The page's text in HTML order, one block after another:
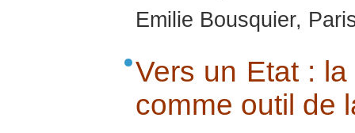
Emilie Bousquier,
Vers un Etat :
comme outil de